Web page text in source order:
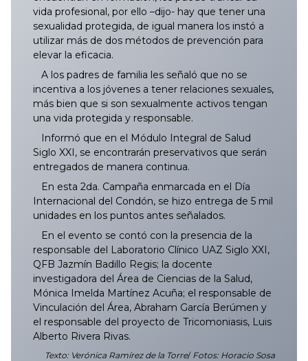
vida profesional, por ello –dijo- hay que tener una
sexualidad protegida, de igual manera los instó a
utilizar más de dos métodos de prevención para
elevar la eficacia.
A los padres de familia les señaló que no se
incentiva a los jóvenes a tener relaciones sexuales,
más bien que si son sexualmente activos tengan
una vida protegida y responsable.
Informó que en el Módulo Integral de Salud
Siglo XXI, se encontrarán preservativos que serán
entregados de manera continua.
En esta 2da. Campaña enmarcada en el Día
Internacional del Condón, se hizo entrega de 5 mil
unidades en los puntos antes señalados.
En el evento se contó con la presencia de la
responsable del Laboratorio Clínico UAZ Siglo XXI,
QFB Jazmín Badillo Regis; la docente
investigadora del Área de Ciencias de la Salud,
Mónica Imelda Martínez Acuña; el responsable de
Vinculación del Área, Abraham García Berúmen y
el responsable del proyecto de Tricomoniasis, Luis
Alberto Rivera Rivas.
Texto: Verónica Ramírez de la Torre/ Fotos: Horacio Sosa